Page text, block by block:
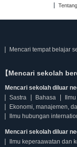
Mencari tempat belajar
【Mencari sekolah
Mencari sekolah diluar
Sastra
Bahasa
Ekonomi, manajemen,
Ilmu hubungan
Mencari sekolah diluar
Ilmu keperaawatan dan